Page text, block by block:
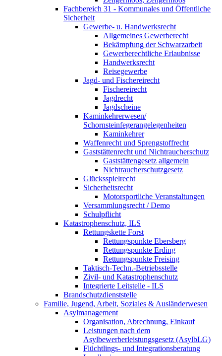
Fachbereich 31 - Kommunales und Öffentliche
Sicherheit
Gewerbe- u. Handwerksrecht
Allgemeines Gewerberecht
Bekämpfung der Schwarzarbeit
Gewerberechtliche Erlaubnisse
Handwerksrecht
Reisegewerbe
Jagd- und Fischereirecht
Fischereirecht
Jagdrecht
Jagdscheine
Kaminkehrerwesen/
Schornsteinfegerangelegenheiten
Kaminkehrer
Waffenrecht und Sprengstoffrecht
Gaststättenrecht und Nichtraucherschutz
Gaststättengesetz allgemein
Nichtraucherschutzgesetz
Glücksspielrecht
Sicherheitsrecht
Motorsportliche Veranstaltungen
Versammlungsrecht / Demo
Schulpflicht
Katastrophenschutz, ILS
Rettungskette Forst
Rettungspunkte Ebersberg
Rettungspunkte Erding
Rettungspunkte Freising
Taktisch-Techn.-Betriebsstelle
Zivil- und Katastrophenschutz
Integrierte Leitstelle - ILS
Brandschutzdienststelle
Familie, Jugend, Arbeit, Soziales & Ausländerwesen
Asylmanagement
Organisation, Abrechnung, Einkauf
Leistungen nach dem
Asylbewerberleistungsgesetz (AsylbLG)
Flüchtlings- und Integrationsberatung